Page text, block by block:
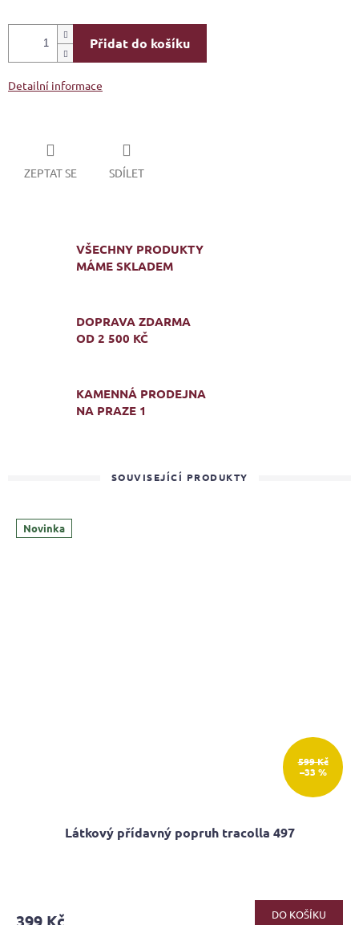
Přidat do košíku
Detailní informace
ZEPTAT SE SDÍLET
VŠECHNY PRODUKTY
MÁME SKLADEM
DOPRAVA ZDARMA
OD 2 500 KČ
KAMENNÁ PRODEJNA
NA PRAZE 1
SOUVISEJÍCÍ PRODUKTY
Novinka
599 Kč
–33 %
Látkový přídavný popruh tracolla 497
DO KOŠÍKU